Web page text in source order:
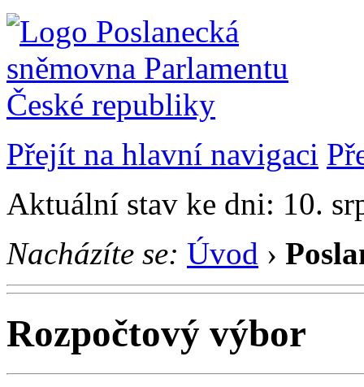
Přejít na hlavní navigaci
Aktuální stav ke dni: 10.
Nacházíte se: Úvod ›
Rozpočtový výbor